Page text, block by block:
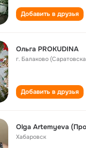
Добавить в друзья
Ольга PROKUDINA
г. Балаково
Добавить в друзья
Olga Artemyeva
Хабаровск